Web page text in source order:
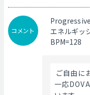
コメント
Progressive
エネルギッ
BPM=128
ご自由に
一応